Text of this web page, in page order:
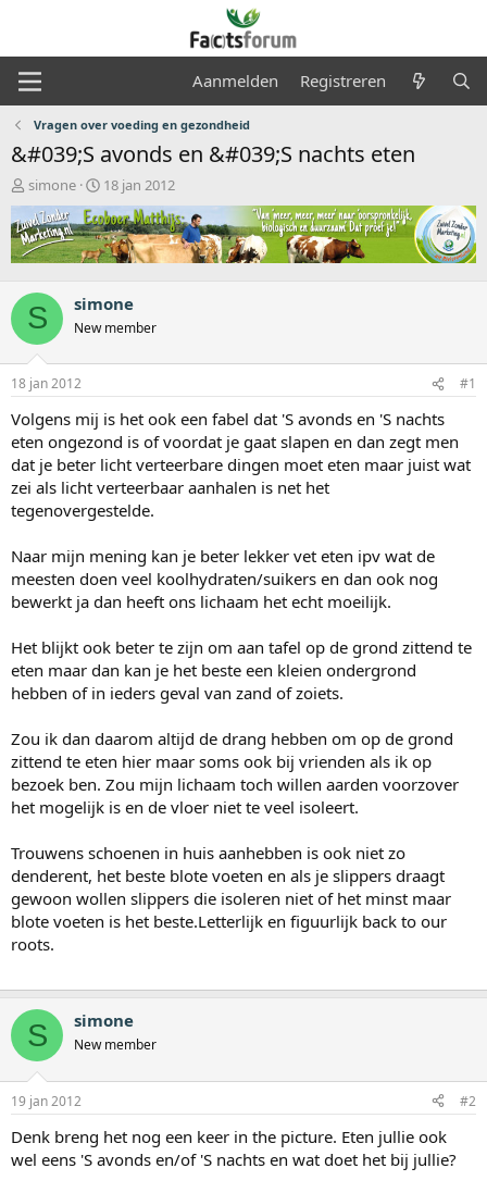
Aanmelden Registreren
Vragen over voeding en gezondheid
&#039;S avonds en &#039;S nachts eten
O
n
d
e
r
e
r
p
s
t
a
r
t
e
r
simone
S
t
a
r
t
a
t
m
18 jan 2012
S simone
New member
18 jan 2012 #1
Volgens mij is het ook een fabel dat 'S avonds en 'S nachts
eten ongezond is of voordat je gaat slapen en dan zegt men
dat je beter licht verteerbare dingen moet eten maar juist wat
zei als licht verteerbaar aanhalen is net het
tegenovergestelde.
Naar mijn mening kan je beter lekker vet eten ipv wat de
meesten doen veel koolhydraten/suikers en dan ook nog
bewerkt ja dan heeft ons lichaam het echt moeilijk.
Het blijkt ook beter te zijn om aan tafel op de grond zittend te
eten maar dan kan je het beste een kleien ondergrond
hebben of in ieders geval van zand of zoiets.
Zou ik dan daarom altijd de drang hebben om op de grond
zittend te eten hier maar soms ook bij vrienden als ik op
bezoek ben. Zou mijn lichaam toch willen aarden voorzover
het mogelijk is en de vloer niet te veel isoleert.
Trouwens schoenen in huis aanhebben is ook niet zo
denderent, het beste blote voeten en als je slippers draagt
gewoon wollen slippers die isoleren niet of het minst maar
blote voeten is het beste.Letterlijk en figuurlijk back to our
roots.
S simone
New member
19 jan 2012 #2
Denk breng het nog een keer in the picture. Eten jullie ook
wel eens 'S avonds en/of 'S nachts en wat doet het bij jullie?